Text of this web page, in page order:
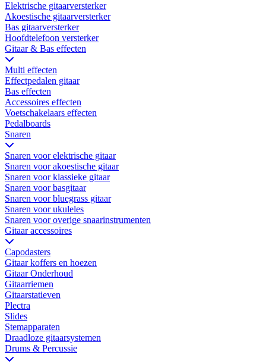
Elektrische gitaarversterker
Akoestische gitaarversterker
Bas gitaarversterker
Hoofdtelefoon versterker
Gitaar & Bas effecten
Multi effecten
Effectpedalen gitaar
Bas effecten
Accessoires effecten
Voetschakelaars effecten
Pedalboards
Snaren
Snaren voor elektrische gitaar
Snaren voor akoestische gitaar
Snaren voor klassieke gitaar
Snaren voor basgitaar
Snaren voor bluegrass gitaar
Snaren voor ukuleles
Snaren voor overige snaarinstrumenten
Gitaar accessoires
Capodasters
Gitaar koffers en hoezen
Gitaar Onderhoud
Gitaarriemen
Gitaarstatieven
Plectra
Slides
Stemapparaten
Draadloze gitaarsystemen
Drums & Percussie